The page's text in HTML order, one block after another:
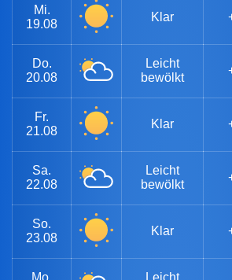
Mi.
19.08
Klar
Do.
20.08
Leicht
bewölkt
Fr.
21.08
Klar
Sa.
22.08
Leicht
bewölkt
So.
23.08
Klar
Mo. Leicht